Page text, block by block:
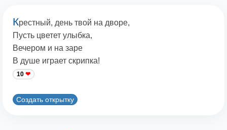
Крестный, день твой на дворе,
Пусть цветет улыбка,
Вечером и на заре
В душе играет скрипка!
10
Создать открытку